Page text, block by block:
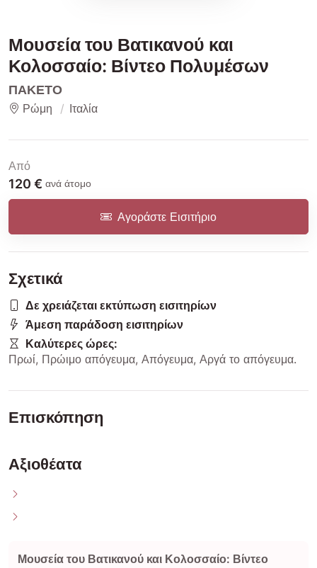
Μουσεία του Βατικανού και
Κολοσσαίο: Βίντεο Πολυμέσων
ΠΑΚΈΤΟ
Ρώμη Ιταλία
Από
120 € ανά άτομο
Αγοράστε Εισιτήριο
Σχετικά
Δε χρειάζεται εκτύπωση εισιτηρίων
Άμεση παράδοση εισιτηρίων
Καλύτερες ώρες:
Πρωί, Πρώιμο απόγευμα, Απόγευμα, Αργά το απόγευμα.
Επισκόπηση
Αξιοθέατα
Μουσεία του Βατικανού και Κολοσσαίο: Βίντεο